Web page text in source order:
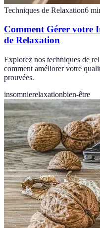
Techniques de Relaxation6
Comment Gérer votre
de Relaxation
Explorez nos techniques de
comment améliorer votre
prouvées.
insomnierelaxationbien-être